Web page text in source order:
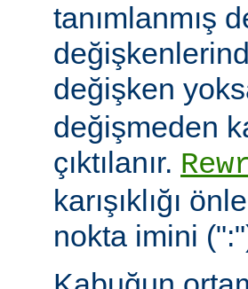
tanımlanmış
değişken
değişmeden
çıktılanır.
karışıklığı
nokta imini